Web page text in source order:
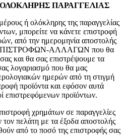
ΠΑΡΑΓΓΕΛΙΑΣ
ή ολόκληρης της παραγγελίας
μπορείτε να κάνετε επιστροφή
από την ημερομηνία αποστολής
ΕΠΙΣΤΡΟΦΩΝ-ΑΛΛΑΓΩΝ που θα
και θα σας επιστρέψουμε τα
λογαριασμό που θα μας
ημερών από τη στιγμή
προϊόντα και εφόσον αυτά
επιστρεφόμενων προϊόντων.
χρημάτων σε παραγγελίες
πελάτη με τα έξοδα αποστολής
από το ποσό της επιστροφής σας